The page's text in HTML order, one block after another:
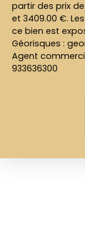
partir des prix de
et 3409.00 €.
ce bien est
Géorisques :
Agent
933636300